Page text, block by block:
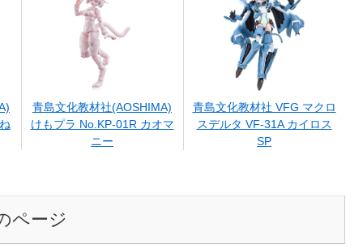
青島文化教材社(AOSHIMA)
けもプラ No.KP-01R カオマ
ニー
青島文化教材社 VFG マクロ
スデルタ VF-31A カイロス
SP
ページ